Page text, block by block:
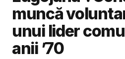
muncă
unui lider
anii ’70